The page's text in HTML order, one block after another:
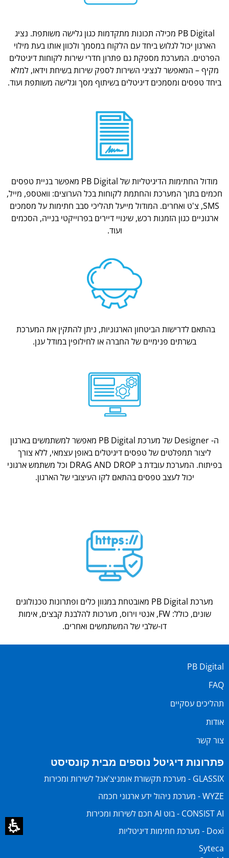
PB Digital מכילה תכונות מתקדמות כגון גלישה משותפת. נציג
הארגון יכול לגלוש ביחד עם הלקוח במסמך ולכוון אותו בעת מילוי
הפרטים. המערכת מספקת גם פתרון חדרי שירות לקוחות דיגיטלים
מקיף – המאפשר לנציגי השירות לספק שירות בשיחת וידאו, למלא
ביחד טפסים ומסמכים דיגיטלים בשיתוף מסך וגלישה משותפת ועוד.
מודול החתימות הדיגיטליות של PB Digital מאפשר בניית טפסים
חכמים בתוך המערכת והחתמת לקוחות בכל הערוצים: וואטספ, מייל,
SMS, צ'ט ואחרים. המודול מייעל תהליכי סבב חתימות על מסמכים
ארגוניים כגון הזמנות רכש, שינויי דיירים בפרוייקטי בנייה, הסכמים
ועוד.
בהתאם לדרישות הביטחון הארגוניות, ניתן להתקין את המערכת
בשרתים פנימיים של החברה או לחילופין במודל ענן.
ה- Designer של מערכת PB Digital מאפשר למשתמשים בארגון
ליצור תמפלטים של טפסים דיגיטלים באופן עצמאי, ללא צורך
בפיתוח. המערכת עובדת ב DRAG AND DROP וכל משתמש ארגוני
יכול לעצב טפסים בהתאם לקו העיצובי של הארגון.
מערכת PB Digital מאובטחת במגוון כלים ופתרונות טכנולוגים
שונים, כולל: FW, אנטי וירוס, מערכות להלבנת קבצים, אימות
דו-שלבי של המשתמשים ואחרים.
PB Digital
FAQ
תהליכים עסקיים
אודות
צור קשר
פתרונות דיגיטל נוספים מבית קונסיסט
GLASSIX - מערכת תקשורת אומניצ'אנל לשירות ומכירות
WYZE - מערכת ניהול ידע ארגוני חכמה
CONSIST AI - בוט AI חכם לשירות ומכירות
Doxi - מערכת חתימות דיגיטליות
Syteca